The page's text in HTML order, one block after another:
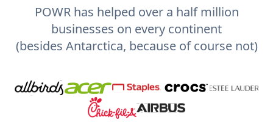
POWR has helped over a half million
businesses on every continent
(besides Antarctica, because of course not)